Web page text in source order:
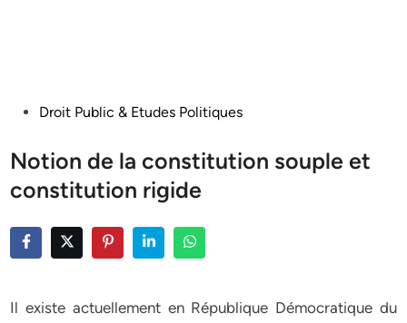
PostedDroit Public & Etudes Politiques
Notion de la constitution souple et
constitution rigide
Il existe actuellement en République Démocratique du